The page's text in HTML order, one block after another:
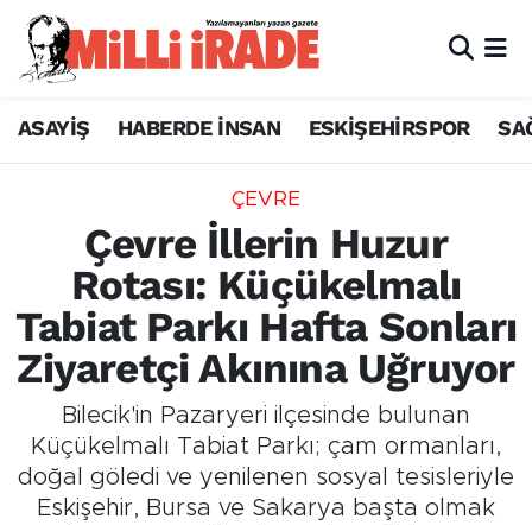
ASAYİŞ HABERDE İNSAN ESKİŞEHİRSPOR
ÇEVRE
Çevre İllerin Huzur
Rotası: Küçükelmalı
Tabiat Parkı Hafta Sonları
Ziyaretçi Akınına Uğruyor
Bilecik'in Pazaryeri ilçesinde bulunan
Küçükelmalı Tabiat Parkı; çam ormanları,
doğal göledi ve yenilenen sosyal tesisleriyle
Eskişehir, Bursa ve Sakarya başta olmak